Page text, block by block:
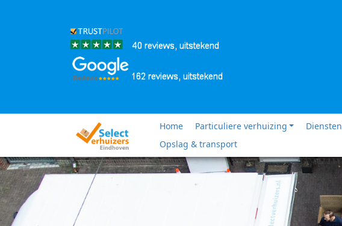
Home Particuliere verhuizing
Opslag & transport